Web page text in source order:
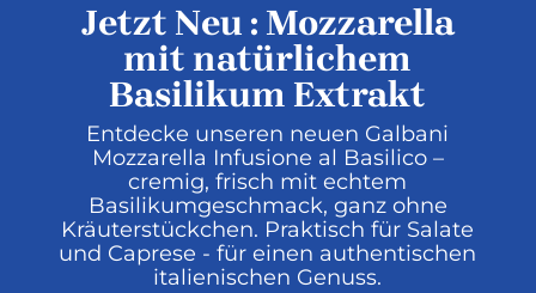
Jetzt Neu : Mozzarella
mit natürlichem
Basilikum Extrakt
Entdecke unseren neuen Galbani
Mozzarella Infusione al Basilico –
cremig, frisch mit echtem
Basilikumgeschmack, ganz ohne
Kräuterstückchen. Praktisch für Salate
und Caprese - für einen authentischen
italienischen Genuss.